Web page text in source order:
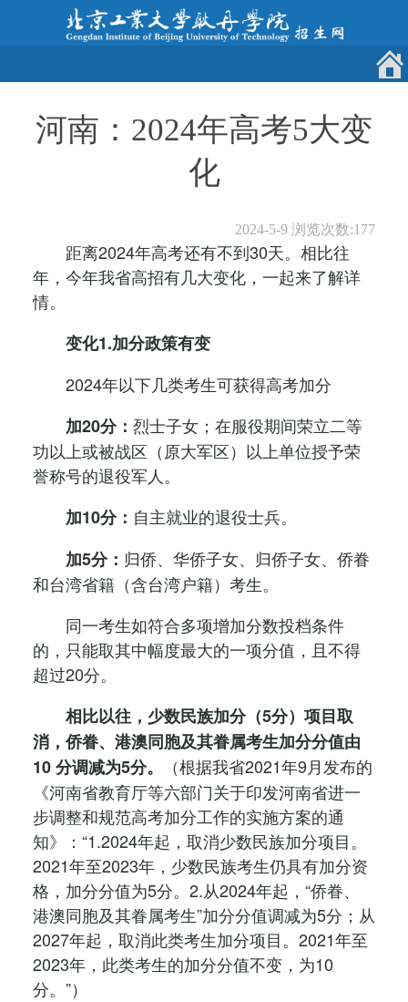
河南：2024年高考5大变
化
2024-5-9浏览次数:177
距离2024年高考还有不到30天。相比往
年，今年我省高招有几大变化，一起来了解详
情。
变化1.加分政策有变
2024年以下几类考生可获得高考加分
加20分： 烈士子女；在服役期间荣立二等
功以上或被战区（原大军区）以上单位授予荣
誉称号的退役军人。
加10分： 自主就业的退役士兵。
加5分： 归侨、华侨子女、归侨子女、侨眷
和台湾省籍（含台湾户籍）考生。
同一考生如符合多项增加分数投档条件
的，只能取其中幅度最大的一项分值，且不得
超过20分。
相比以往，少数民族加分（5分）项目取
消，侨眷、港澳同胞及其眷属考生加分分值由
10 分调减为5分。
（根据我省2021年9月发布的
《河南省教育厅等六部门关于印发河南省进一
步调整和规范高考加分工作的实施方案的通
知》：“1.2024年起，取消少数民族加分项目。
2021年至2023年，少数民族考生仍具有加分资
格，加分分值为5分。2.从2024年起，“侨眷、
港澳同胞及其眷属考生”加分分值调减为5分；从
2027年起，取消此类考生加分项目。2021年至
2023年，此类考生的加分分值不变，为10
分。”）